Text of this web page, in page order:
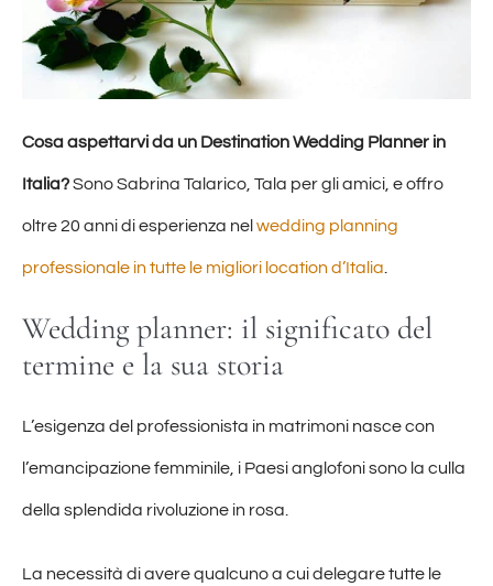
Cosa aspettarvi da un Destination Wedding Planner in
Italia?Sono Sabrina Talarico, Tala per gli amici, e offro
oltre 20 anni di esperienza nel wedding planning
professionale in tutte le migliori location d’Italia
Wedding planner: il significato del
termine e la sua storia
L’esigenza del professionista in matrimoni nasce con
l’emancipazione femminile, i Paesi anglofoni sono la culla
della splendida rivoluzione in rosa.
La necessità di avere qualcuno a cui delegare tutte le